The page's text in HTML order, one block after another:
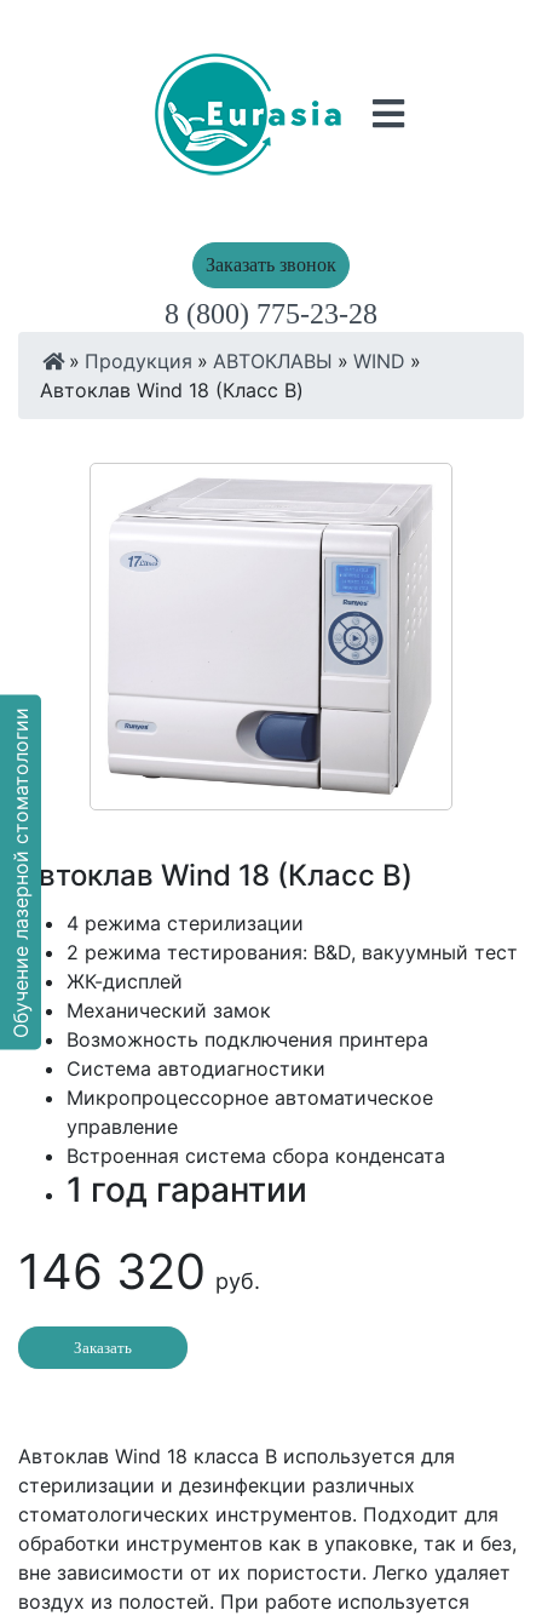
Заказать звонок
8 (800) 775-23-28
» Продукция » АВТОКЛАВЫ » WIND »
Автоклав Wind 18 (Класс В)
Автоклав Wind 18 (Класс В)
4 режима стерилизации
2 режима тестирования: B&D, вакуумный тест
ЖК-дисплей
Механический замок
Возможность подключения принтера
Система автодиагностики
Микропроцессорное автоматическое
управление
Встроенная система сбора конденсата
1 год гарантии
146 320 руб.
Заказать
Автоклав Wind 18 класса В используется для
стерилизации и дезинфекции различных
стоматологических инструментов. Подходит для
обработки инструментов как в упаковке, так и без,
вне зависимости от их пористости. Легко удаляет
воздух из полостей. При работе используется
Обучение лазерной стоматологии